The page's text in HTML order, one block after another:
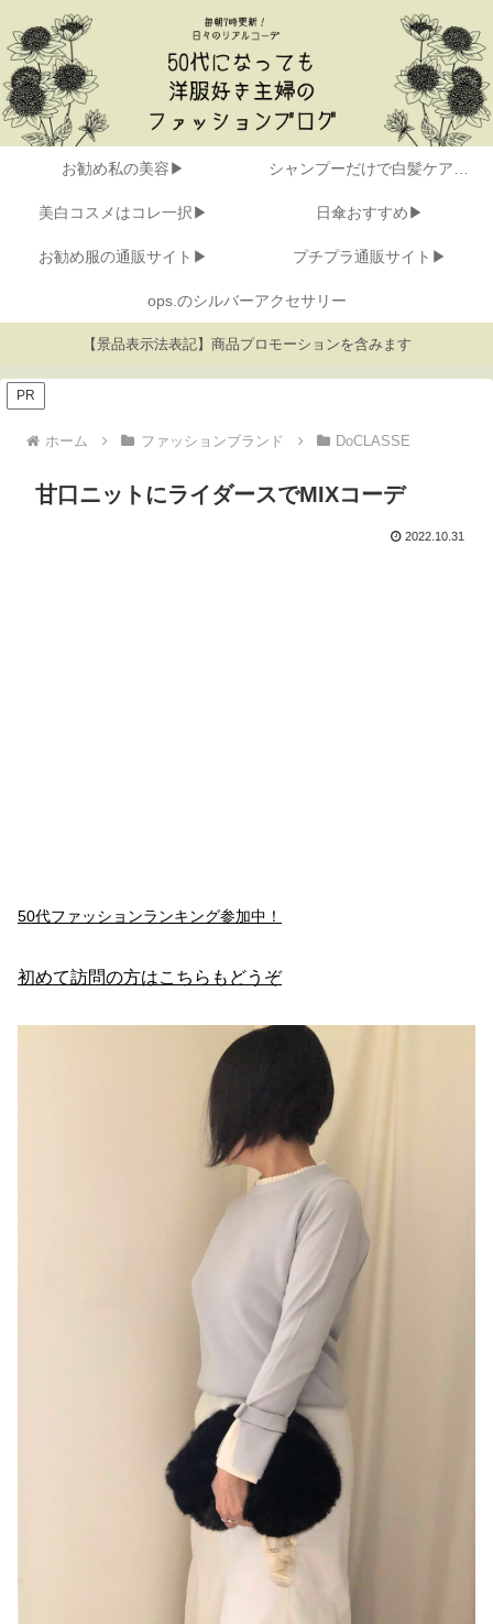
お勧め私の美容▶ シャンプーだけで白髪ケア▶
美白コスメはコレ一択▶ 日傘おすすめ▶
お勧め服の通販サイト▶ プチプラ通販サイト▶
ops.のシルバーアクセサリー
【景品表示法表記】商品プロモーションを含みます
PR
ホーム ファッションブランド DoCLASSE
甘口ニットにライダースでMIXコーデ
2022.10.31
50代ファッションランキング参加中！
初めて訪問の方はこちらもどうぞ